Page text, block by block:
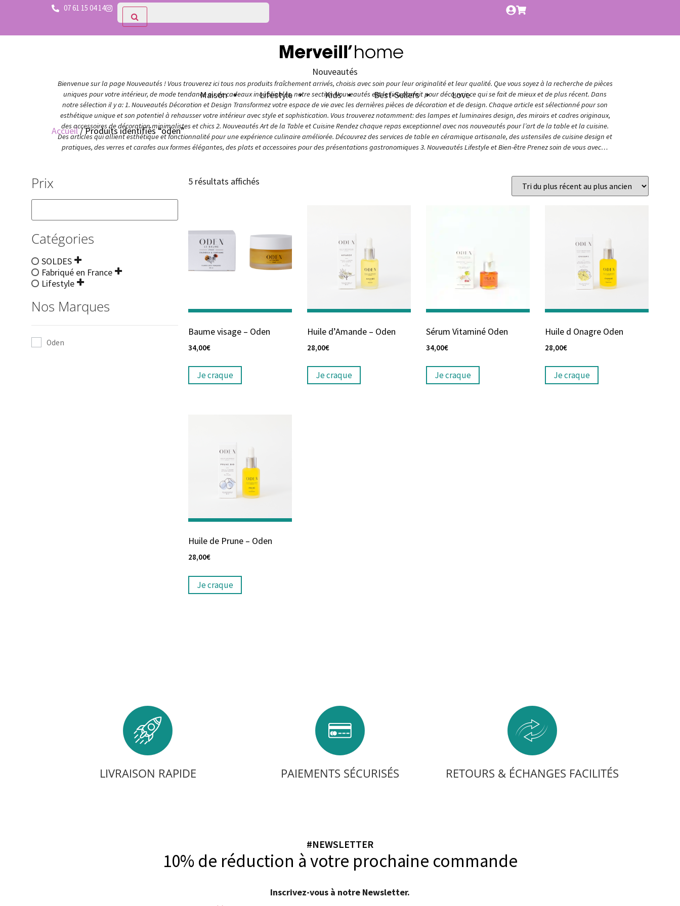
07 61 15 04 14
Nouveautés
Bienvenue sur la page Nouveautés ! Vous trouverez ici tous nos produits fraîchement arrivés, choisis avec soin pour leur originalité et leur qualité. Que vous soyez à la recherche de pièces
uniques pour votre intérieur, de mode tendance ou de cadeaux inoubliables, notre section Nouveautés est le lieu parfait pour découvrir ce qui se fait de mieux et de plus récent. Dans
notre sélection il y a: 1. Nouveautés Décoration et Design Transformez votre espace de vie avec les dernières pièces de décoration et de design. Chaque article est sélectionné pour son
esthétique unique et son potentiel à rehausser votre intérieur avec style et sophistication. Vous trouverez notamment: des lampes et luminaires design, des miroirs et cadres originaux,
des accessoires de décoration minimalistes et chics 2. Nouveautés Art de la Table et Cuisine Rendez chaque repas exceptionnel avec nos nouveautés pour l’art de la table et la cuisine.
Des articles qui allient esthétique et fonctionnalité pour une expérience culinaire améliorée. Découvrez des services de table en céramique artisanale, des ustensiles de cuisine design et
pratiques, des verres et carafes aux formes élégantes, des plats et accessoires pour des présentations gastronomiques 3. Nouveautés Lifestyle et Bien-être Prenez soin de vous avec…
Maison Lifestyle Kids Best-Sellers Love
Accueil/ Produits identifiés “oden”
Prix
Catégories
SOLDES
Fabriqué en France
Lifestyle
Nos Marques
Oden
5 résultats affichés
Baume visage – Oden
34,00€
Je craque
Huile d’Amande – Oden
28,00€
Je craque
Sérum Vitaminé Oden
34,00€
Je craque
Huile d Onagre Oden
28,00€
Je craque
Huile de Prune – Oden
28,00€
Je craque
LIVRAISON RAPIDE PAIEMENTS SÉCURISÉS RETOURS & ÉCHANGES FACILITÉS
#NEWSLETTER
10% de réduction à votre prochaine commande
Inscrivez-vous à notre Newsletter.